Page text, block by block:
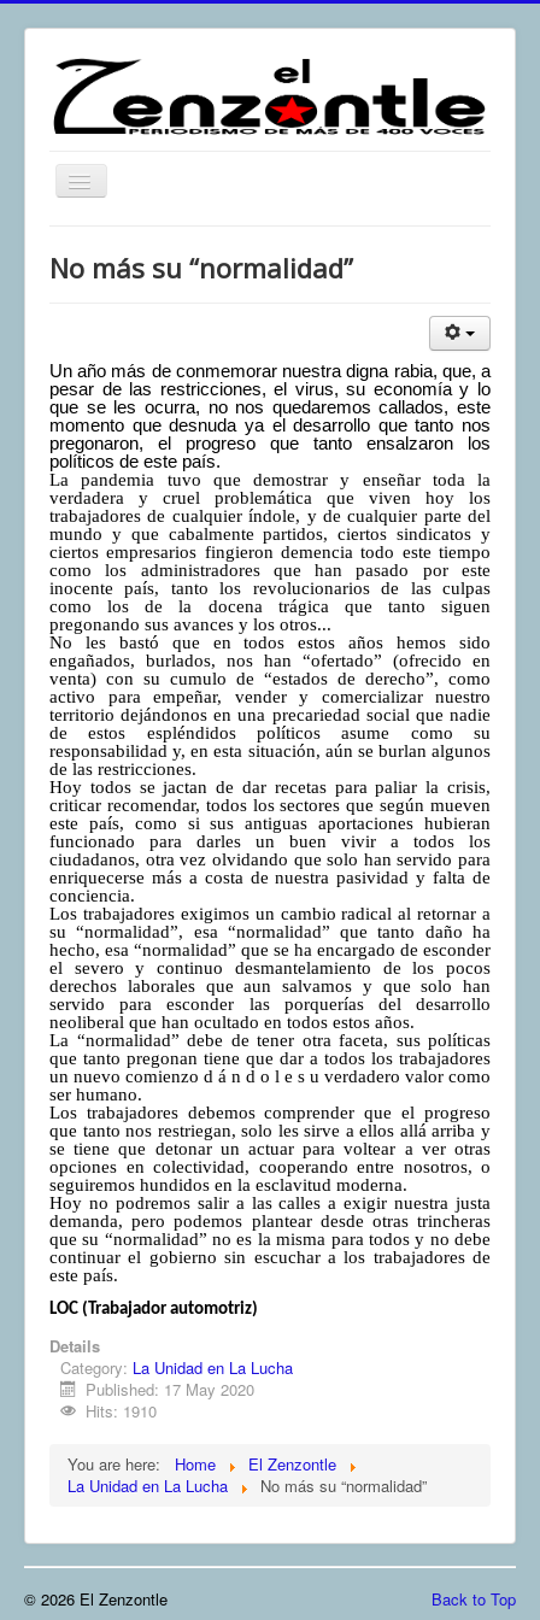
Toggle
El Zenzontle
Análisis
Multimedia
Archivos
Contacto
Afirmación
COMUNERA 67 EN PDF numero de presentación de la
voz de la Casa de los pueblos
No más su “normalidad”
Un año más de conmemorar nuestra digna rabia, que, a
pesar de las restricciones, el virus, su economía y lo
que se les ocurra, no nos quedaremos callados, este
momento que desnuda ya el desarrollo que tanto nos
pregonaron, el progreso que tanto ensalzaron los
políticos de este país.
La pandemia tuvo que demostrar y enseñar toda la
verdadera y cruel problemática que viven hoy los
trabajadores de cualquier índole, y de cualquier parte del
mundo y que cabalmente partidos, ciertos sindicatos y
ciertos empresarios fingieron demencia todo este tiempo
como los administradores que han pasado por este
inocente país, tanto los revolucionarios de las culpas
como los de la docena trágica que tanto siguen
pregonando sus avances y los otros...
No les bastó que en todos estos años hemos sido
engañados, burlados, nos han “ofertado” (ofrecido en
venta) con su cumulo de “estados de derecho”, como
activo para empeñar, vender y comercializar nuestro
territorio dejándonos en una precariedad social que nadie
de estos espléndidos políticos asume como su
responsabilidad y, en esta situación, aún se burlan algunos
de las restricciones.
Hoy todos se jactan de dar recetas para paliar la crisis,
criticar recomendar, todos los sectores que según mueven
este país, como si sus antiguas aportaciones hubieran
funcionado para darles un buen vivir a todos los
ciudadanos, otra vez olvidando que solo han servido para
enriquecerse más a costa de nuestra pasividad y falta de
conciencia.
Los trabajadores exigimos un cambio radical al retornar a
su “normalidad”, esa “normalidad” que tanto daño ha
hecho, esa “normalidad” que se ha encargado de esconder
el severo y continuo desmantelamiento de los pocos
derechos laborales que aun salvamos y que solo han
servido para esconder las porquerías del desarrollo
neoliberal que han ocultado en todos estos años.
La “normalidad” debe de tener otra faceta, sus políticas
que tanto pregonan tiene que dar a todos los trabajadores
un nuevo comienzo d á n d o l e s u verdadero valor como
ser humano.
Los trabajadores debemos comprender que el progreso
que tanto nos restriegan, solo les sirve a ellos allá arriba y
se tiene que detonar un actuar para voltear a ver otras
opciones en colectividad, cooperando entre nosotros, o
seguiremos hundidos en la esclavitud moderna.
Hoy no podremos salir a las calles a exigir nuestra justa
demanda, pero podemos plantear desde otras trincheras
que su “normalidad” no es la misma para todos y no debe
continuar el gobierno sin escuchar a los trabajadores de
este país.
LOC (Trabajador automotriz)
Details
Category: La Unidad en La Lucha
Published: 17 May 2020
Hits: 1910
You are here: Home
El Zenzontle
La Unidad en La Lucha
No más su “normalidad”
Back to Top
© 2026 El Zenzontle